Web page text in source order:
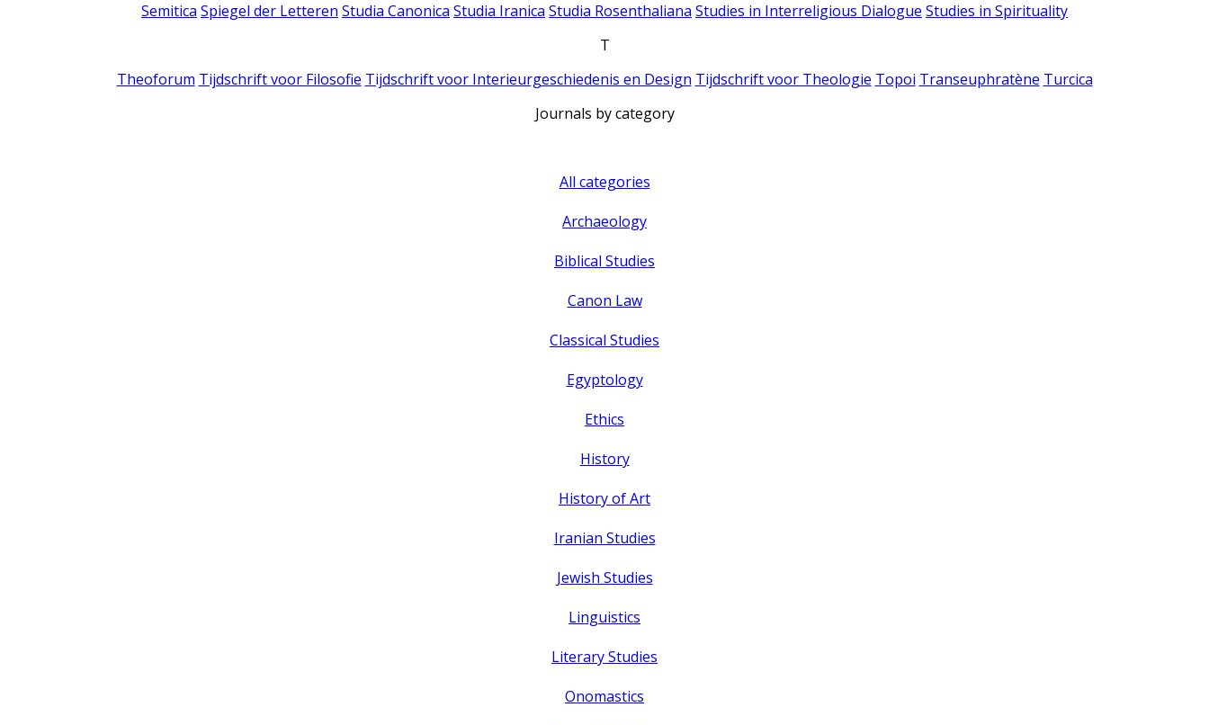
Semitica Spiegel der Letteren Studia Canonica Studia Iranica Studia Rosenthaliana Studies in Interreligious Dialogue Studies in Spirituality
T
Theoforum Tijdschrift voor Filosofie Tijdschrift voor Interieurgeschiedenis en Design Tijdschrift voor Theologie Topoi Transeuphratène Turcica
Journals by category
All categories
Archaeology
Biblical Studies
Canon Law
Classical Studies
Egyptology
Ethics
History
History of Art
Iranian Studies
Jewish Studies
Linguistics
Literary Studies
Onomastics